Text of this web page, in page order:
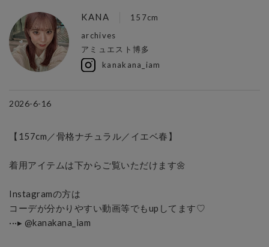
アミュエスト博多
KANA
157cm
archives
kanakana_iam
2026-6-16
【157cm／骨格ナチュラル／イエベ春】
着用アイテムは下からご覧いただけます🌼
Instagramの方は
コーデが分かりやすい動画等でもupしてます♡
···▸ @kanakana_iam